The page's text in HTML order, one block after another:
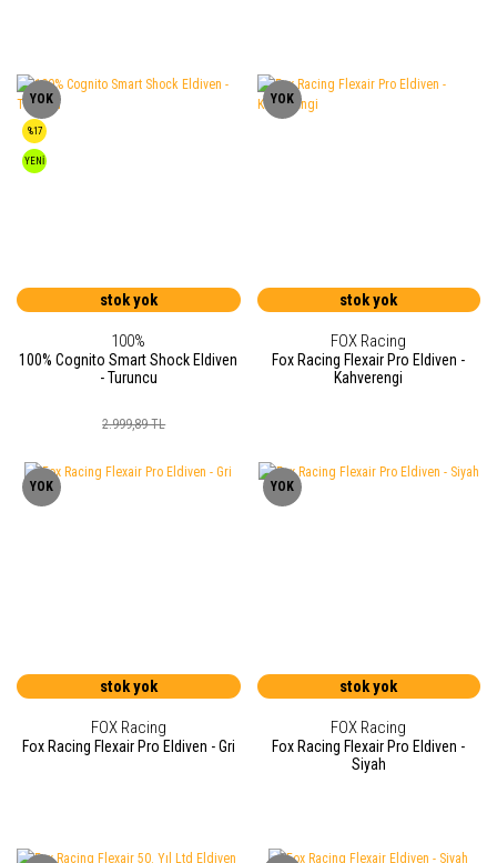
YOK
%17
YENİ
stok yok
100%
100% Cognito Smart Shock Eldiven
- Turuncu
2.999,89 TL
YOK
stok yok
FOX Racing
Fox Racing Flexair Pro Eldiven -
Kahverengi
YOK
stok yok
FOX Racing
Fox Racing Flexair Pro Eldiven - Gri
YOK
stok yok
FOX Racing
Fox Racing Flexair Pro Eldiven -
Siyah